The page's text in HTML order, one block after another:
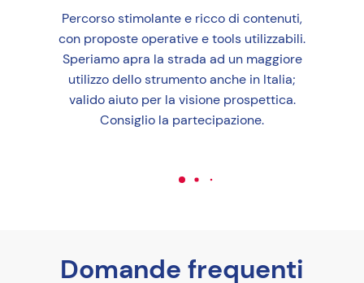
Percorso stimolante e ricco di contenuti,
con proposte operative e tools utilizzabili.
Speriamo apra la strada ad un maggiore
utilizzo dello strumento anche in Italia;
valido aiuto per la visione prospettica.
Consiglio la partecipazione.
Domande frequenti